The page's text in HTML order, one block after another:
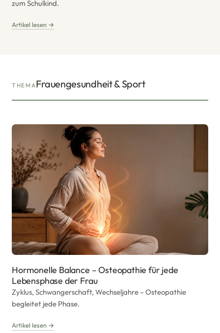
zum Schulkind.
Artikel lesen →
THEMAFrauengesundheit & Sport
Hormonelle Balance – Osteopathie für jede
Lebensphase der Frau
Zyklus, Schwangerschaft, Wechseljahre – Osteopathie
begleitet jede Phase.
Artikel lesen →